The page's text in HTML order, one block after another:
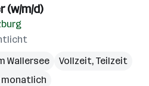
(w/m/d)
Wallersee
Vollzeit, Teilzeit
monatlich